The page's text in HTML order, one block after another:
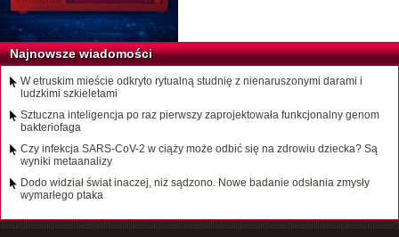
Najnowsze wiadomości
W etruskim mieście odkryto rytualną studnię z nienaruszonymi darami i
ludzkimi szkieletami
Sztuczna inteligencja po raz pierwszy zaprojektowała funkcjonalny genom
bakteriofaga
Czy infekcja SARS-CoV-2 w ciąży może odbić się na zdrowiu dziecka? Są
wyniki metaanalizy
Dodo widział świat inaczej, niż sądzono. Nowe badanie odsłania zmysły
wymarłego ptaka